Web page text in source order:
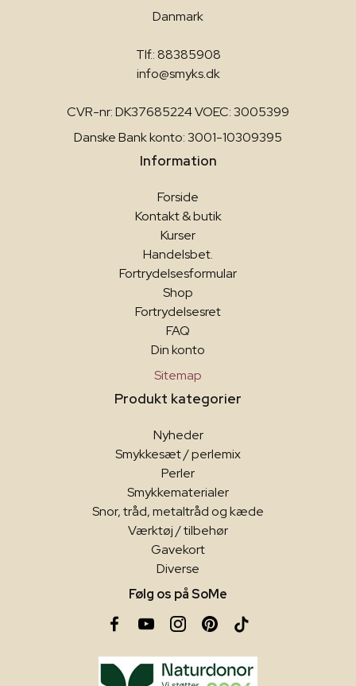
Danmark
Tlf.: 88385908
info@smyks.dk
CVR-nr: DK37685224 VOEC: 3005399
Danske Bank konto: 3001-10309395
Information
Forside
Kontakt & butik
Kurser
Handelsbet.
Fortrydelsesformular
Shop
Fortrydelsesret
FAQ
Din konto
Sitemap
Produkt kategorier
Nyheder
Smykkesæt / perlemix
Perler
Smykkematerialer
Snor, tråd, metaltråd og kæde
Værktøj / tilbehør
Gavekort
Diverse
Følg os på SoMe